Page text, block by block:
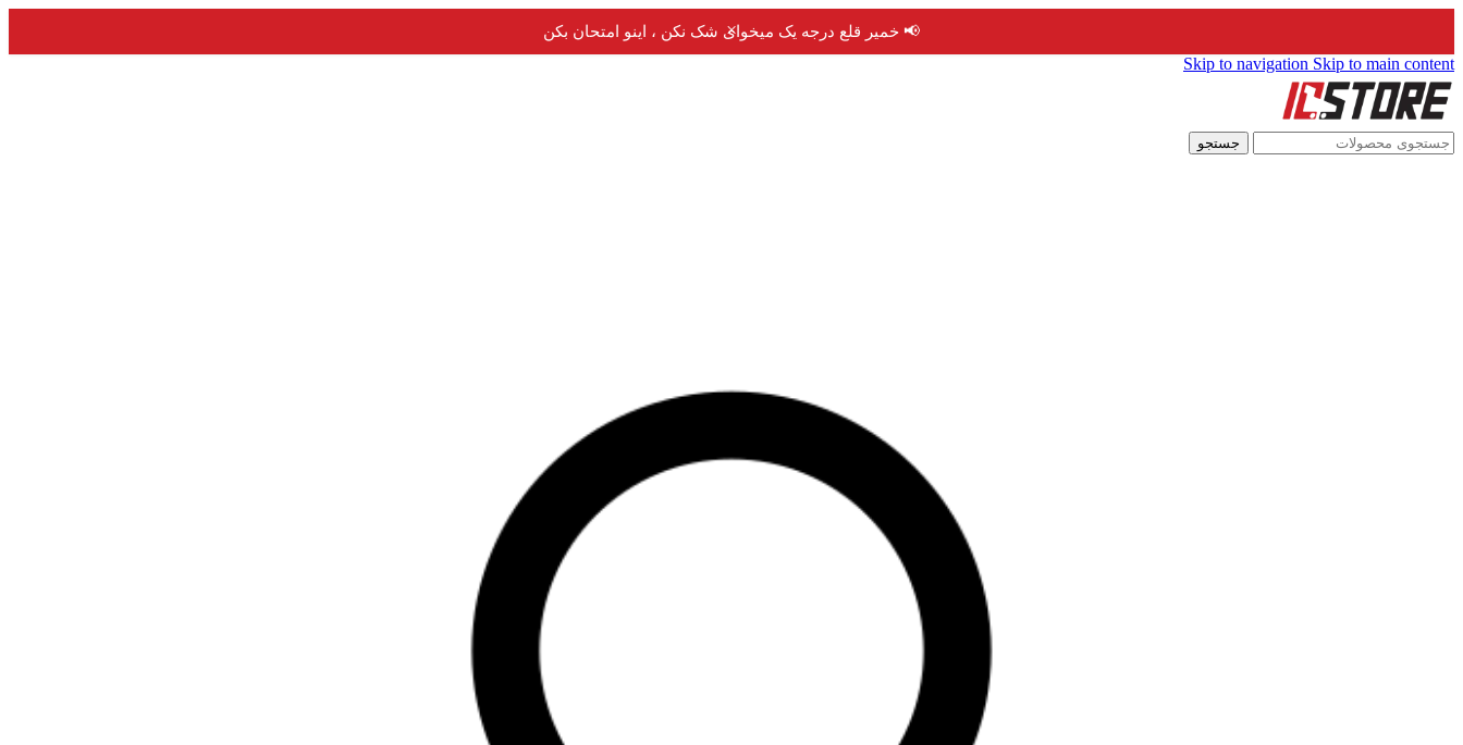
📢 خمیر قلع درجه یک میخوای شک نکن ، اینو امتحان بکن
×
Skip to navigation Skip to main content
جستجو